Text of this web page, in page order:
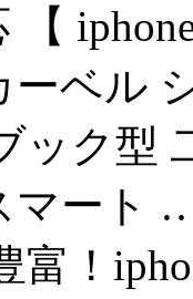
【
ーベル
ック型
マート
富！